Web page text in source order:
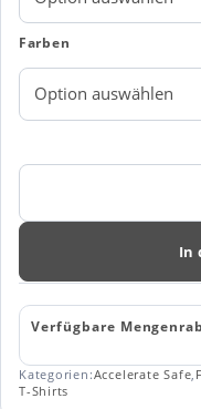
Farben
MASCOT®
SAFE
Langarm
Shirt
Menge
In
Verfügbare
Kategorien:Accelerate Safe,
T-Shirts